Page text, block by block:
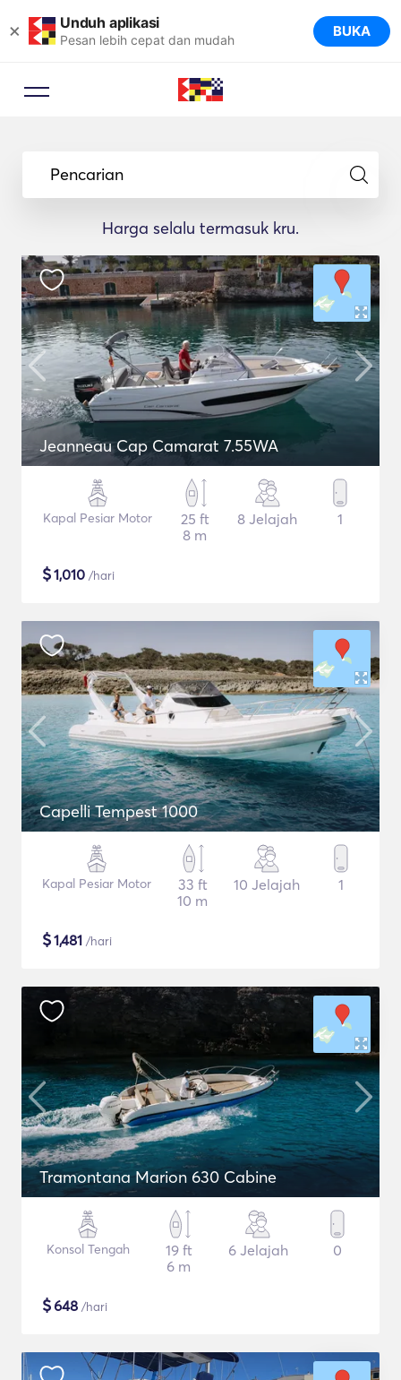
× Unduh aplikasi
Pesan lebih cepat dan mudah BUKA
Pencarian
Harga selalu termasuk kru.
Jeanneau Cap Camarat 7.55WA
Kapal Pesiar Motor
25 ft
8 m
8 Jelajah 1
$1,010 /hari
Capelli Tempest 1000
Kapal Pesiar Motor
33 ft
10 m
10 Jelajah 1
$1,481 /hari
Tramontana Marion 630 Cabine
Konsol Tengah
19 ft
6 m
6 Jelajah 0
$648 /hari